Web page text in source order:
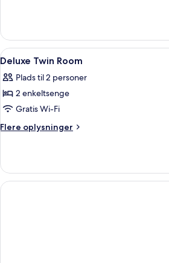
suite
Indlæs
alle
billeder
af
Deluxe
Twin
4
Deluxe Twin Room
Plads til 2 personer
2 enkeltsenge
Gratis Wi-Fi
Flere oplysninger
Flere
Twin
Room